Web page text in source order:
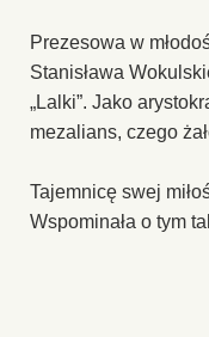
Prezesowa w
Stanisława
„Lalki”. Jako
mezalians, czego
Tajemnicę swej
Wspominała o tym